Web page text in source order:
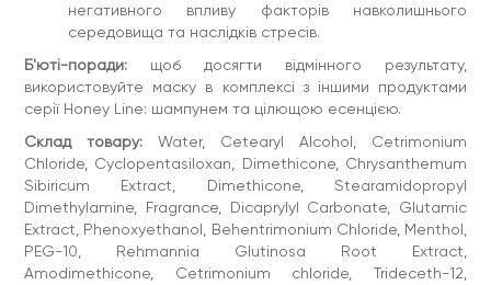
негативного впливу факторів навколишнього
середовища та наслідків стресів.
Б'юті-поради: щоб досягти відмінного результату,
використовуйте маску в комплексі з іншими продуктами
серії Honey Line: шампунем та цілющою есенцією. ​
Склад товару: Water, Cetearyl Alcohol, Cetrimonium
Chloride, Cyclopentasiloxan, Dimethicone, Chrysanthemum
Sibiricum Extract, Dimethicone, Stearamidopropyl
Dimethylamine, Fragrance, Dicaprylyl Carbonate, Glutamic
Extract, Phenoxyethanol, Behentrimonium Chloride, Menthol,
PEG-10, Rehmannia Glutinosa Root Extract,
Amodimethicone, Cetrimonium chloride, Trideceth-12,